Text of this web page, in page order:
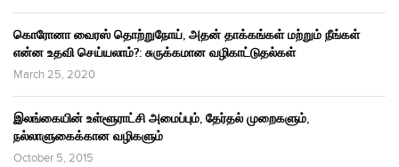
கொரோனா வைரஸ் தொற்றுநோய், அதன் தாக்கங்கள் மற்றும் நீங்கள்
என்ன உதவி செய்யலாம்?: சுருக்கமான வழிகாட்டுதல்கள்
March 25, 2020
இலங்கையின் உள்ளூராட்சி அமைப்பும், தேர்தல் முறைகளும்,
நல்லாளுகைக்கான வழிகளும்
October 5, 2015